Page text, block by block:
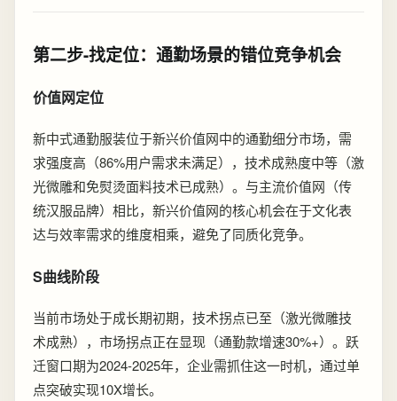
第二步-找定位：通勤场景的错位竞争机会
价值网定位
新中式通勤服装位于新兴价值网中的通勤细分市场，需
求强度高（86%用户需求未满足），技术成熟度中等（激
光微雕和免熨烫面料技术已成熟）。与主流价值网（传
统汉服品牌）相比，新兴价值网的核心机会在于文化表
达与效率需求的维度相乘，避免了同质化竞争。
S曲线阶段
当前市场处于成长期初期，技术拐点已至（激光微雕技
术成熟），市场拐点正在显现（通勤款增速30%+）。跃
迁窗口期为2024-2025年，企业需抓住这一时机，通过单
点突破实现10X增长。